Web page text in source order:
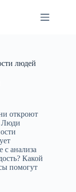
людей
откроют
Люди
с анализа
Какой
помогут